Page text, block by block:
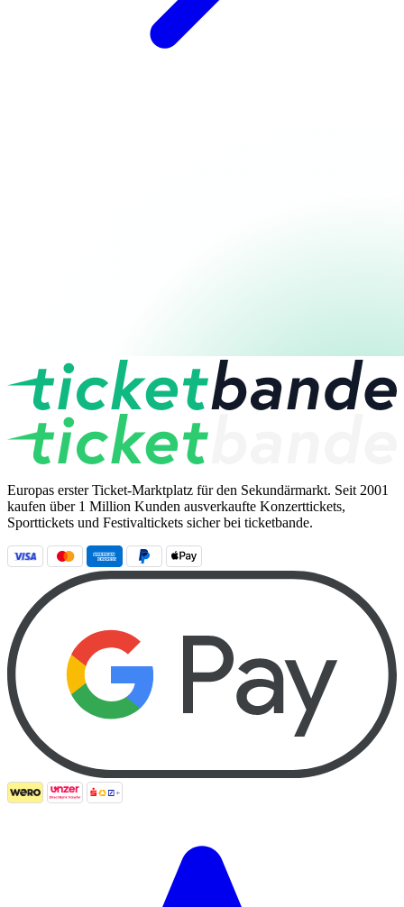
Europas erster Ticket-Marktplatz für den Sekundärmarkt. Seit 2001
kaufen über 1 Million Kunden ausverkaufte Konzerttickets,
Sporttickets und Festivaltickets sicher bei ticketbande.